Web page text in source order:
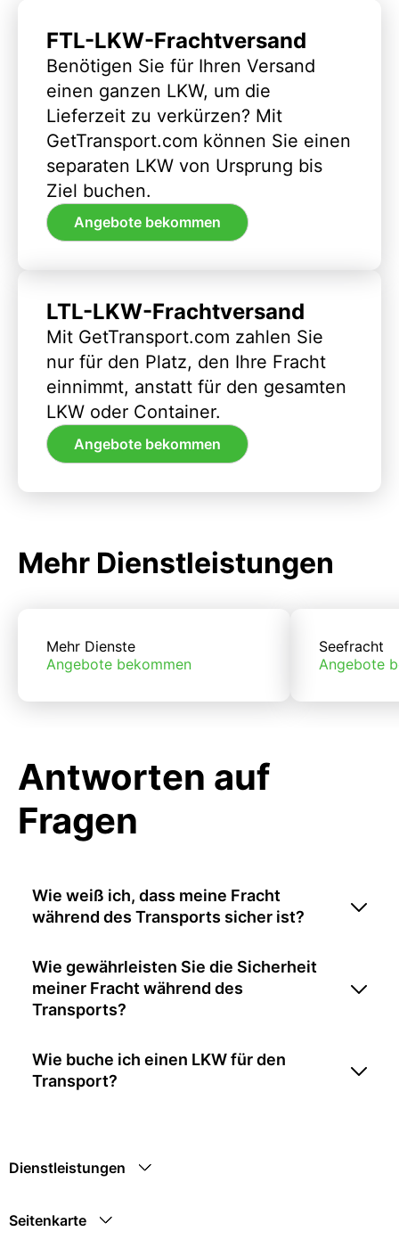
FTL-LKW-Frachtversand
Benötigen Sie für Ihren Versand
einen ganzen LKW, um die
Lieferzeit zu verkürzen? Mit
GetTransport.com können Sie einen
separaten LKW von Ursprung bis
Ziel buchen.
Angebote bekommen
LTL-LKW-Frachtversand
Mit GetTransport.com zahlen Sie
nur für den Platz, den Ihre Fracht
einnimmt, anstatt für den gesamten
LKW oder Container.
Angebote bekommen
Mehr Dienstleistungen
Mehr Dienste
Angebote bekommen
Seefracht
Angebote
Antworten auf
Fragen
Wie weiß ich, dass meine Fracht
während des Transports sicher ist?
Wie gewährleisten Sie die Sicherheit
meiner Fracht während des
Transports?
Wie buche ich einen LKW für den
Transport?
Dienstleistungen
Seitenkarte